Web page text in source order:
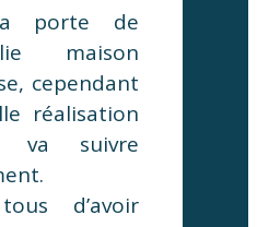
porte de
maison
cependant
réalisation
va suivre
d’avoir